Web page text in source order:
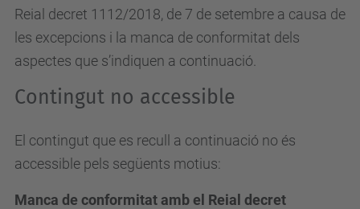
Reial decret 1112/2018, de 7 de setembre a causa de
les excepcions i la manca de conformitat dels
aspectes que s’indiquen a continuació.
Contingut no accessible
El contingut que es recull a continuació no és
accessible pels següents motius:
Manca de conformitat amb el Reial decret